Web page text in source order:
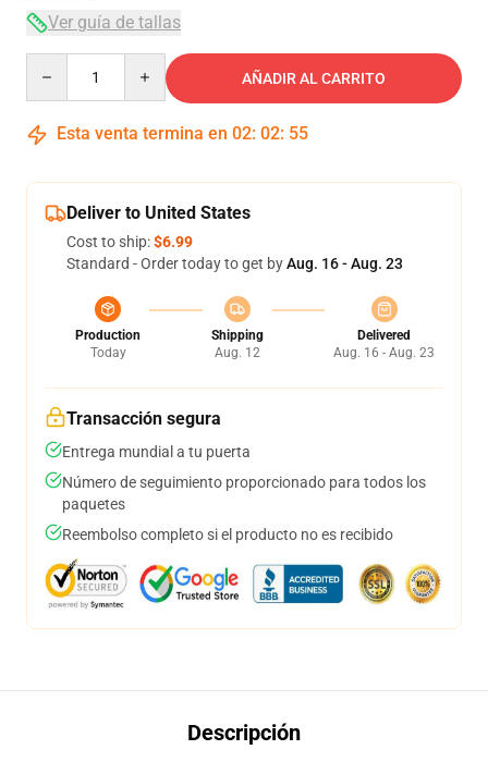
Ver guía de tallas
AÑADIR AL CARRITO
Esta venta termina en 02: 02: 54
Deliver to United States
Cost to ship:$6.99
Standard - Order today to get byAug. 16 - Aug. 23
Production
Today
Shipping
Aug. 12
Delivered
Aug. 16 - Aug. 23
Transacción segura
Entrega mundial a tu puerta
Número de seguimiento proporcionado para todos los
paquetes
Reembolso completo si el producto no es recibido
Descripción